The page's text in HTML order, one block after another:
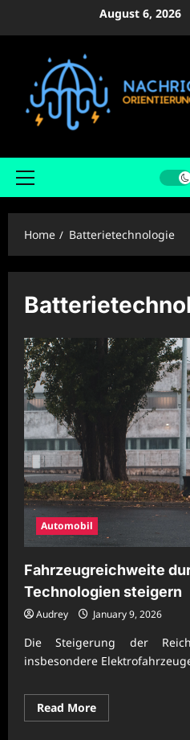
August 6, 2026
Primary
Home Batterietechnologie
Automobil
Fahrzeugreichweite
Technologien steigern
Audrey January 9, 2026
Die Steigerung der
insbesondere
Read MoreRead
more